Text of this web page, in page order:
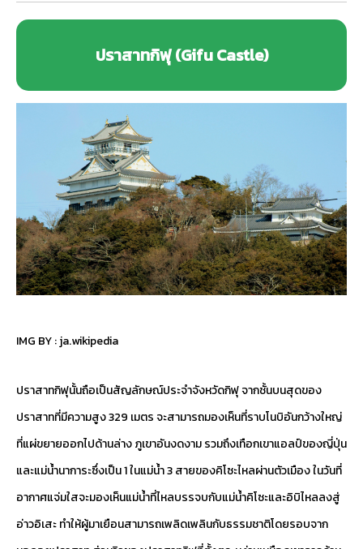
ปราสาทกิฟุ (Gifu Castle)
IMG BY :ja.wikipedia
ปราสาทกิฟุนั้นถือเป็นสัญลักษณ์ประจำจังหวัดกิฟุ จากชั้นบนสุดของ
ปราสาทที่มีความสูง 329 เมตร จะสามารถมองเห็นที่ราบโนบิอันกว้างใหญ่
ที่แผ่ขยายออกไปด้านล่าง ภูเขาอันงดงาม รวมถึงเทือกเขาแอลป์ของญี่ปุ่น
และแม่น้ำนาการะซึ่งเป็น 1 ในแม่น้ำ 3 สายของคิโซะไหลผ่านตัวเมือง ในวันที่
อากาศแจ่มใสจะมองเห็นแม่น้ำที่ไหลบรรจบกับแม่น้ำคิโซะและอิบิไหลลงสู่
อ่าวอิเสะ ทำให้ผู้มาเยือนสามารถเพลิดเพลินกับธรรมชาติโดยรอบจาก